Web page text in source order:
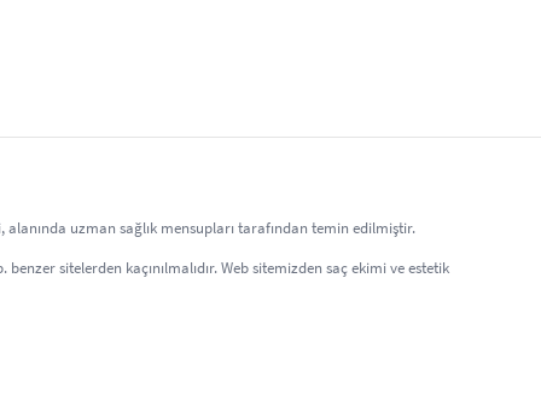
alanında uzman sağlık mensupları tarafından temin edilmiştir.
sitelerden kaçınılmalıdır. Web sitemizden saç ekimi ve estetik